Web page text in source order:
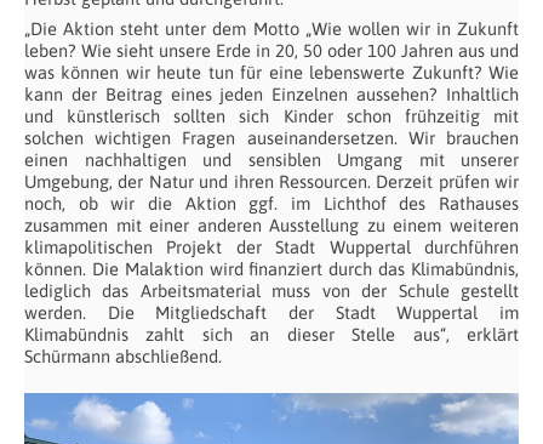
„Die Aktion steht unter dem Motto „Wie wollen wir in Zukunft
leben? Wie sieht unsere Erde in 20, 50 oder 100 Jahren aus und
was können wir heute tun für eine lebenswerte Zukunft? Wie
kann der Beitrag eines jeden Einzelnen aussehen? Inhaltlich
und künstlerisch sollten sich Kinder schon frühzeitig mit
solchen wichtigen Fragen auseinandersetzen. Wir brauchen
einen nachhaltigen und sensiblen Umgang mit unserer
Umgebung, der Natur und ihren Ressourcen. Derzeit prüfen wir
noch, ob wir die Aktion ggf. im Lichthof des Rathauses
zusammen mit einer anderen Ausstellung zu einem weiteren
klimapolitischen Projekt der Stadt Wuppertal durchführen
können. Die Malaktion wird finanziert durch das Klimabündnis,
lediglich das Arbeitsmaterial muss von der Schule gestellt
werden. Die Mitgliedschaft der Stadt Wuppertal im
Klimabündnis zahlt sich an dieser Stelle aus“, erklärt
Schürmann abschließend.